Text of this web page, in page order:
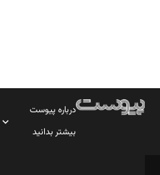
درباره پیوست
بیشتر بدانید